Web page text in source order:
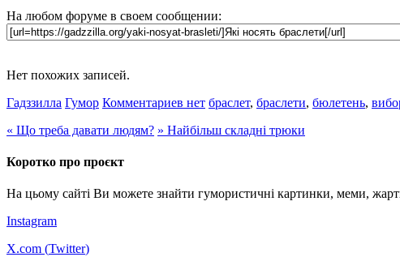
На любом форуме в своем сообщении:
Нет похожих записей.
Гадззилла Гумор Комментариев нет браслет, браслети, бюлетень,
« Що треба давати людям? » Найбільш складні трюки
Коротко про проєкт
На цьому сайті Ви можете знайти гумористичні картинки, меми,
Instagram
X.com (Twitter)